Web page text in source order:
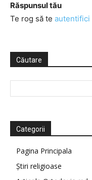
Răspunsul tău
Te rog să te autentifici
Căutare
Categorii
Pagina Principala
Știri religioase